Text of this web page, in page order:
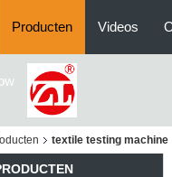
Producten Videos
textile testing machine